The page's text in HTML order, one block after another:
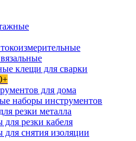
клещи для сварки
для дома
наборы инструментов
резки металла
резки кабеля
снятия изоляции